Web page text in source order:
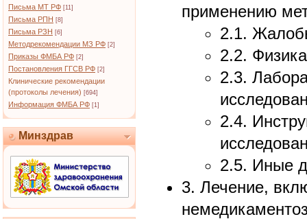
Письма МТ РФ [11]
Письма РПН [8]
Письма РЗН [6]
Методрекомендации МЗ РФ [2]
Приказы ФМБА РФ [2]
Постановления ГГСВ РФ [2]
Клинические рекомендации
(протоколы лечения) [694]
Информация ФМБА РФ [1]
Минздрав
применению
2.1.
2.2.
2.3.
2.4.
2.5. Иные
3. Лечение,